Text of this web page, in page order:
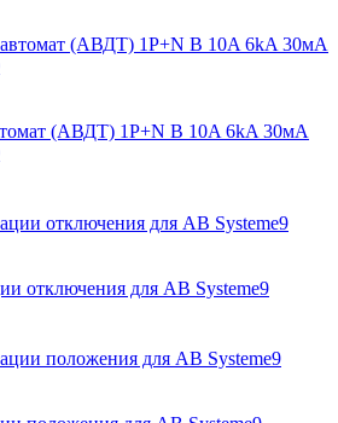
(АВДТ) 1P+N B 10A 6kA 30мА
отключения для АВ Systeme9